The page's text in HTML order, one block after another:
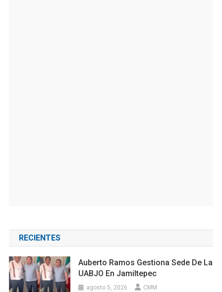
RECIENTES
Auberto Ramos Gestiona Sede De La
UABJO En Jamiltepec
agosto 5, 2026 CMM